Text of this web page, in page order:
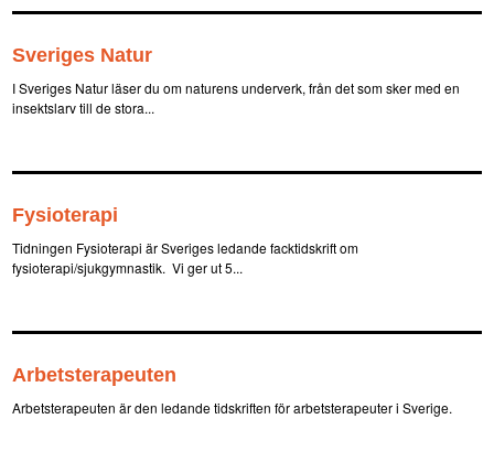
Sveriges Natur
I Sveriges Natur läser du om naturens underverk, från det som sker med en
insektslarv till de stora...
Fysioterapi
Tidningen Fysioterapi är Sveriges ledande facktidskrift om
fysioterapi/sjukgymnastik. Vi ger ut 5...
Arbetsterapeuten
Arbetsterapeuten är den ledande tidskriften för arbetsterapeuter i Sverige.